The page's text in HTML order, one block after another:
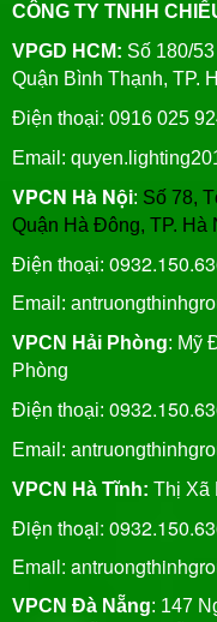
CÔNG TY TNHH
VPGD HCM: Số 180/
Quận Bình Thạnh, TP.
Điện thoại: 0916 025
Email:
VPCN Hà Nội: Số 78,
Quận Hà Đông, TP. Hà
Điện thoại:
Email:
VPCN Hải Phòng: Mỹ
Phòng
Điện thoại:
Email:
VPCN Hà Tĩnh: Thị Xã
Điện thoại:
Email:
VPCN Đà Nẵng: 147